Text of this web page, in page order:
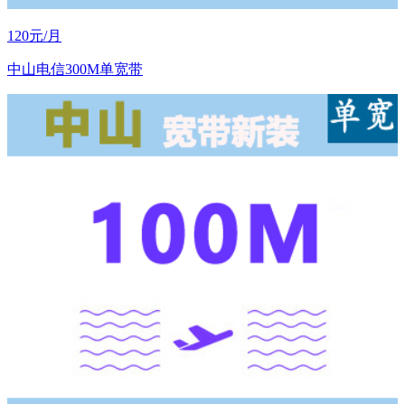
120元/月
中山电信300M单宽带